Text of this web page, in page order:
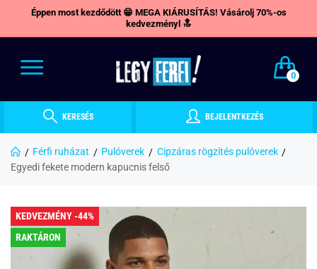
Éppen most kezdődött 😁 MEGA KIÁRUSÍTÁS! Vásárolj 70%-os
kedvezményl 🔝
0
KERESÉS BEJELENTKEZÉS
Férfi ruházat Pulóverek
Cipzáras rögzítés pulóverek
Egyedi fekete modern kapucnis felső
KEDVEZMÉNY -44%
RAKTÁRON